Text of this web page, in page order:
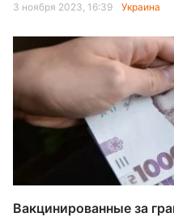
3 ноября 2023, 16:39 Украина
Вакцинированные за